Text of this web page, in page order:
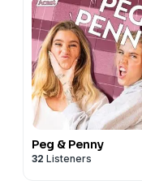
Peg & Penny
32 Listeners